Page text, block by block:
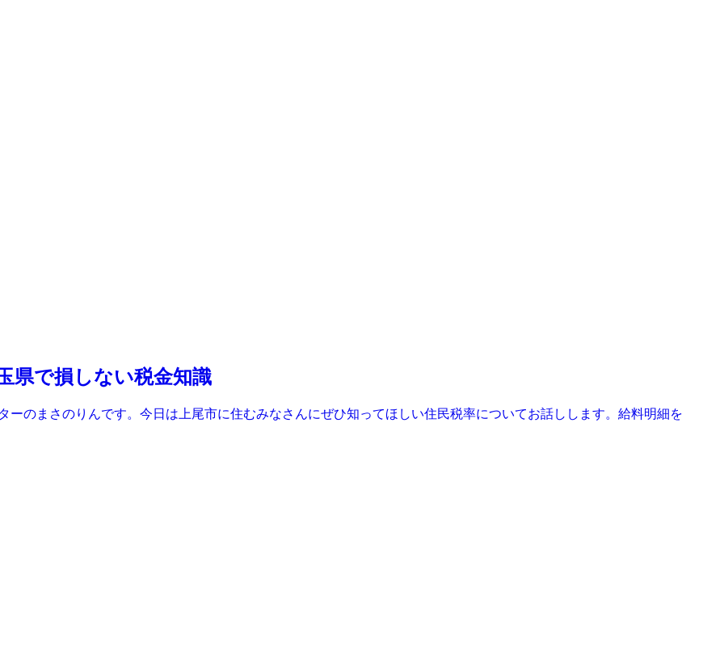
県で損しない税金知識
ーのまさのりんです。今日は上尾市に住むみなさんにぜひ知ってほしい住民税率についてお話しします。給料明細を